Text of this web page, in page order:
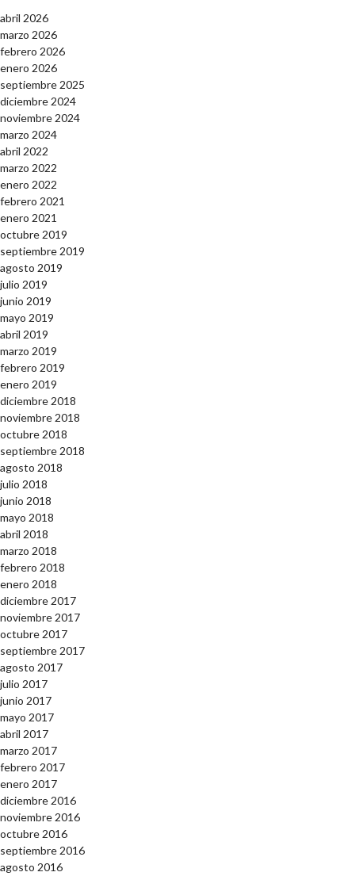
abril 2026
marzo 2026
febrero 2026
enero 2026
septiembre 2025
diciembre 2024
noviembre 2024
marzo 2024
abril 2022
marzo 2022
enero 2022
febrero 2021
enero 2021
octubre 2019
septiembre 2019
agosto 2019
julio 2019
junio 2019
mayo 2019
abril 2019
marzo 2019
febrero 2019
enero 2019
diciembre 2018
noviembre 2018
octubre 2018
septiembre 2018
agosto 2018
julio 2018
junio 2018
mayo 2018
abril 2018
marzo 2018
febrero 2018
enero 2018
diciembre 2017
noviembre 2017
octubre 2017
septiembre 2017
agosto 2017
julio 2017
junio 2017
mayo 2017
abril 2017
marzo 2017
febrero 2017
enero 2017
diciembre 2016
noviembre 2016
octubre 2016
septiembre 2016
agosto 2016